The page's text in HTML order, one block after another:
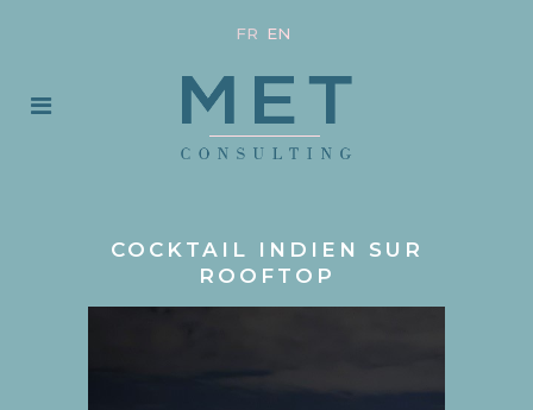
FR EN
COCKTAIL INDIEN SUR
ROOFTOP